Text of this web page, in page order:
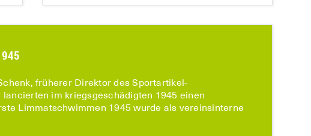
früherer Direktor des Sportartikel-
im kriegsgeschädigten 1945 einen
Limmatschwimmen 1945 wurde als vereinsinterne